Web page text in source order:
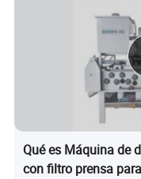
suspendidos se
lo que puede
proceso posterior.
Qué es Máquina de
con filtro prensa